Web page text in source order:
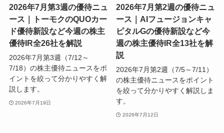
2026年7月第3週の優待ニュ
ース｜トーモクのQUOカー
ド優待新設など今週の株主
優待IR全26社を解説
2026年7月第3週（7/12～
7/18）の株主優待ニュースをポ
イントを絞って分かりやすく解
説します。
2026年7月19日
2026年7月第2週の優待ニュ
ース｜AIフュージョンキャ
ピタルGの優待新設など今
週の株主優待IR全13社を解
説
2026年7月第2週（7/5～7/11）
の株主優待ニュースをポイント
を絞って分かりやすく解説しま
す。
2026年7月12日